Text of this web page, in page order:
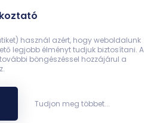
használ azért, hogy weboldalunk
legjobb élményt tudjuk biztosítani. A
böngészéssel hozzájárul a
Tudjon meg többet...